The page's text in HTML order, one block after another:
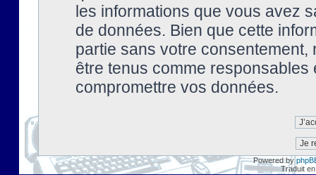
les informations que vous avez
de données. Bien que cette
partie sans votre
être tenus comme
compromettre vos données.
Powered by
Traduit